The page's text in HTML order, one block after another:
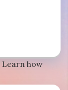
Learn how